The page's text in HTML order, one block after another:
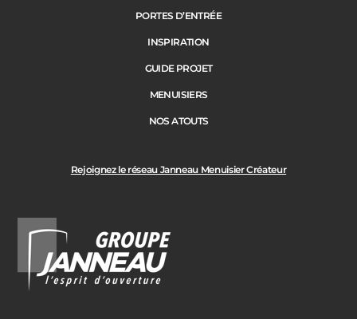
Rejoignez le réseau Janneau Menuisier Créateur
PORTES D’ENTRÉE
INSPIRATION
GUIDE PROJET
MENUISIERS
NOS ATOUTS